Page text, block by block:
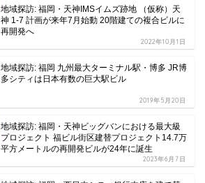
地域探訪: 福岡・天神IMSイムズ跡地 （仮称）天
神 1-7 計画が来年7月始動 20階建ての複合ビルに
再開発へ
2022年10月1日
地域探訪: 福岡 九州最大ターミナル駅・博多 JR博
多シティは日本有数の巨大駅ビル
2019年5月20日
地域探訪: 福岡・天神ビッグバンにおける最大級
プロジェクト 福ビル街区建替プロジェクト14.7万
平方メートルの再開発ビルが24年に誕生
2023年6月7日